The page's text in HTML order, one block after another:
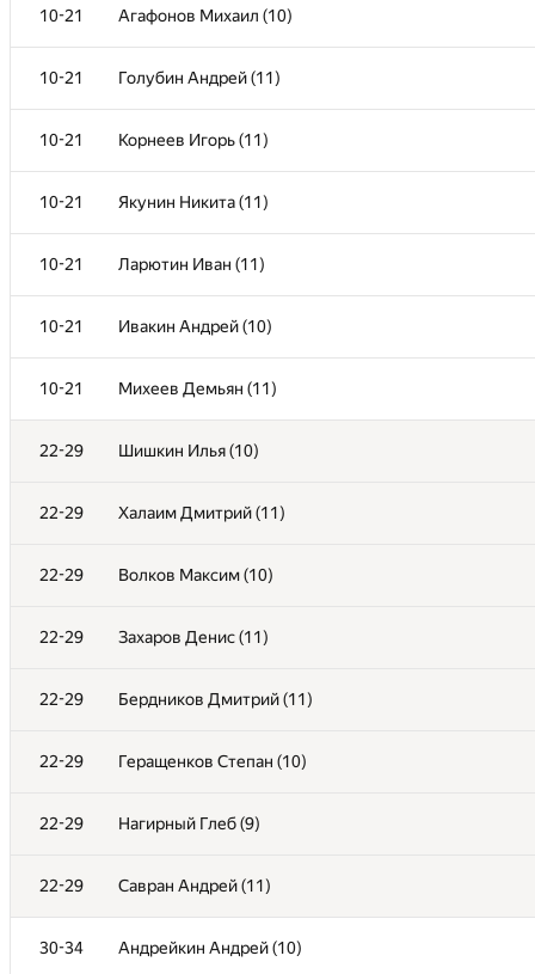
10-21 Агафонов Михаил (10)
10-21 Голубин Андрей (11)
10-21 Корнеев Игорь (11)
10-21 Якунин Никита (11)
10-21 Ларютин Иван (11)
10-21 Ивакин Андрей (10)
10-21 Михеев Демьян (11)
22-29 Шишкин Илья (10)
22-29 Халаим Дмитрий (11)
22-29 Волков Максим (10)
22-29 Захаров Денис (11)
22-29 Бердников Дмитрий (11)
22-29 Геращенков Степан (10)
22-29 Нагирный Глеб (9)
22-29 Савран Андрей (11)
30-34 Андрейкин Андрей (10)
1 Ищенко Арсений (11)
2 Прилепин Александр (10)
3 Веретенов Арсений (10)
4 Листопад Александр (11)
5 Малышев Александр (11)
6-7 Хоба Артемий (11)
6-7 Фадеев Павел (11)
8 Гарбар Артемий (9)
9 Миронов Виктор (8)
10-21 Сафронов Максим (11)
10-21 Бессонов Тимур (11)
10-21 Черезов Семён (10)
10-21 Дьяков Иван (11)